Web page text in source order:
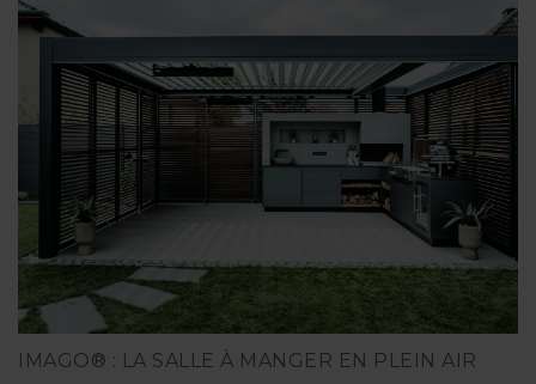
IMAGO® : LA SALLE À MANGER EN PLEIN AIR